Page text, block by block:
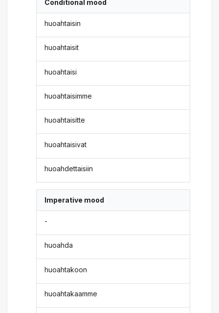
Conditional mood
huoahtaisin
huoahtaisit
huoahtaisi
huoahtaisimme
huoahtaisitte
huoahtaisivat
huoahdettaisiin
Imperative mood
-
huoahda
huoahtakoon
huoahtakaamme